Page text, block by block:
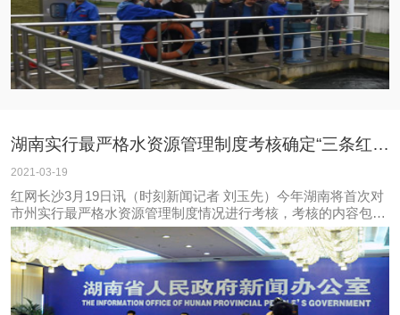
湖南实行最严格水资源管理制度考核确定“三条红线”
2021-03-19
红网长沙3月19日讯（时刻新闻记者 刘玉先）今年湖南将首次对
市州实行最严格水资源管理制度情况进行考核，考核的内容包括
最严格水资源管理制度目标完成、制度建设和措施落实情况两个
方面.